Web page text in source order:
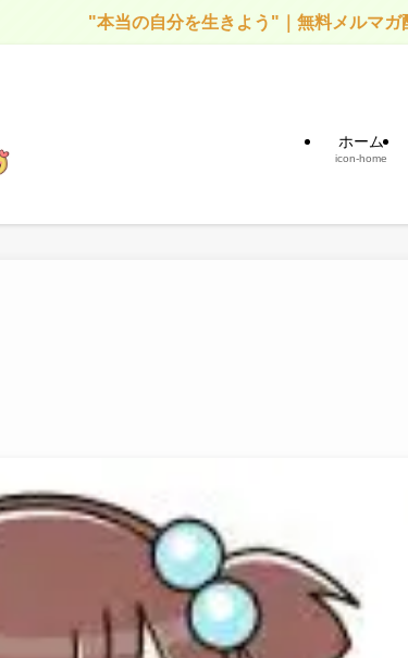
"本当の自分を生きよう"｜無料メルマガ配信中♪
ホーム
icon-home